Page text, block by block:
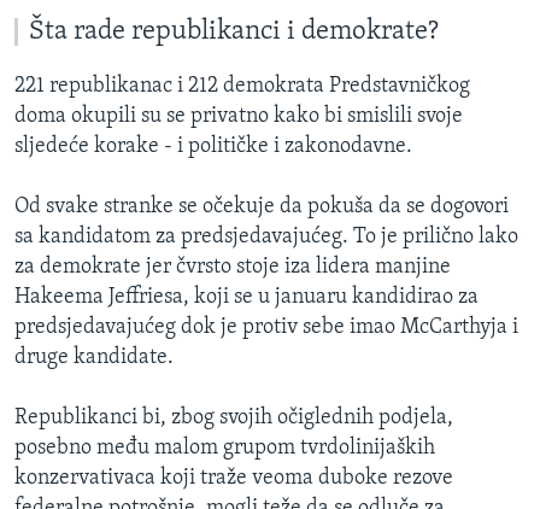
Šta rade republikanci i demokrate?
221 republikanac i 212 demokrata Predstavničkog
doma okupili su se privatno kako bi smislili svoje
sljedeće korake - i političke i zakonodavne.
Od svake stranke se očekuje da pokuša da se dogovori
sa kandidatom za predsjedavajućeg. To je prilično lako
za demokrate jer čvrsto stoje iza lidera manjine
Hakeema Jeffriesa, koji se u januaru kandidirao za
predsjedavajućeg dok je protiv sebe imao McCarthyja i
druge kandidate.
Republikanci bi, zbog svojih očiglednih podjela,
posebno među malom grupom tvrdolinijaških
konzervativaca koji traže veoma duboke rezove